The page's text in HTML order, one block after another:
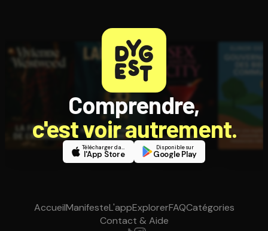
Comprendre,
c'est voir autrement.
Télécharger dans
l'App Store
Disponible sur
Google Play
AccueilManifesteL'appExplorerFAQCatégories
Contact & Aide